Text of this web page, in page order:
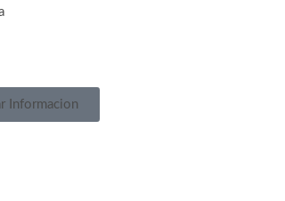
Informacion